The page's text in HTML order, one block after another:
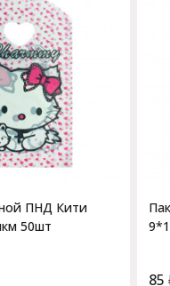
ПНД Кити
50шт
85